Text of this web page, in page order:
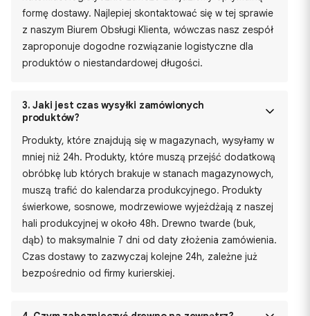
formę dostawy. Najlepiej skontaktować się w tej sprawie
z naszym Biurem Obsługi Klienta, wówczas nasz zespół
zaproponuje dogodne rozwiązanie logistyczne dla
produktów o niestandardowej długości.
3. Jaki jest czas wysyłki zamówionych
produktów?
Produkty, które znajdują się w magazynach, wysyłamy w
mniej niż 24h. Produkty, które muszą przejść dodatkową
obróbkę lub których brakuje w stanach magazynowych,
muszą trafić do kalendarza produkcyjnego. Produkty
świerkowe, sosnowe, modrzewiowe wyjeżdżają z naszej
hali produkcyjnej w około 48h. Drewno twarde (buk,
dąb) to maksymalnie 7 dni od daty złożenia zamówienia.
Czas dostawy to zazwyczaj kolejne 24h, zależne już
bezpośrednio od firmy kurierskiej.